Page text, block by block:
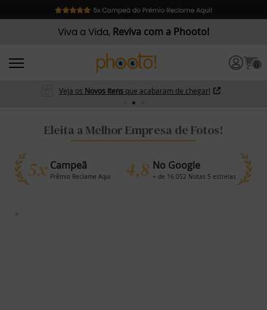
Viva a Vida, Reviva com a Phooto!
0
Veja os Novos Itens que acabaram de chegar!
Eleita a Melhor Empresa de Fotos!
5x Campeã
Prêmio Reclame Aqui 4,8 No Google
+ de 16.052 Notas 5 estrelas